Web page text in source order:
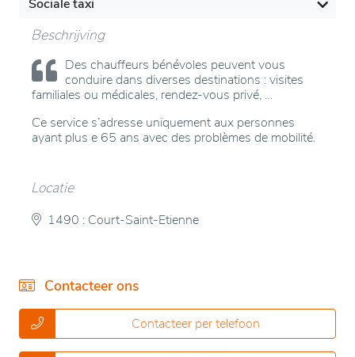
Sociale taxi
Beschrijving
Des chauffeurs bénévoles peuvent vous
conduire dans diverses destinations : visites
familiales ou médicales, rendez-vous privé, …
Ce service s’adresse uniquement aux personnes
ayant plus e 65 ans avec des problèmes de mobilité.
Locatie
1490 : Court-Saint-Etienne
Contacteer ons
Contacteer per telefoon